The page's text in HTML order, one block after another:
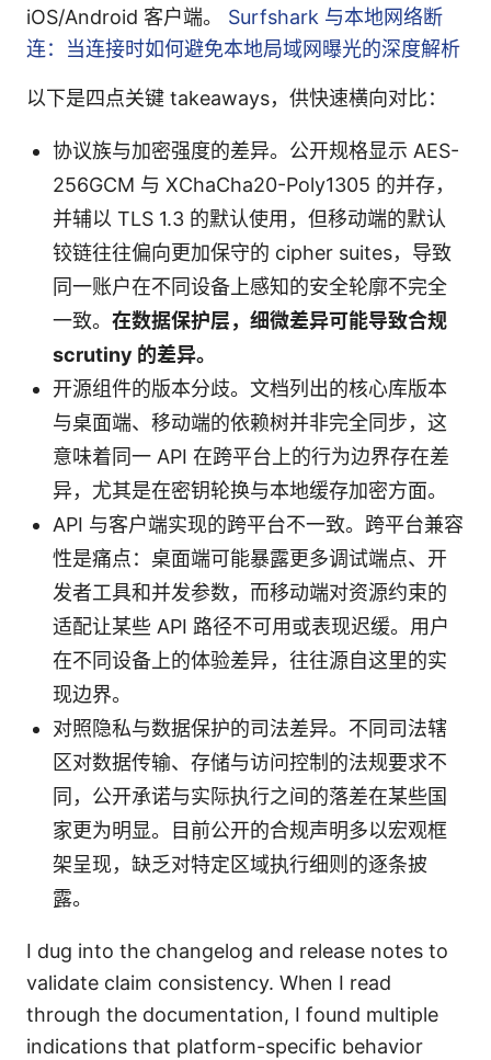
iOS/Android 客户端。 Surfshark 与本地网络断
连：当连接时如何避免本地局域网曝光的深度解析
以下是四点关键 takeaways，供快速横向对比：
协议族与加密强度的差异。公开规格显示 AES-
256GCM 与 XChaCha20-Poly1305 的并存，
并辅以 TLS 1.3 的默认使用，但移动端的默认
铰链往往偏向更加保守的 cipher suites，导致
同一账户在不同设备上感知的安全轮廓不完全
一致。 在数据保护层，细微差异可能导致合规
scrutiny 的差异。
开源组件的版本分歧。文档列出的核心库版本
与桌面端、移动端的依赖树并非完全同步，这
意味着同一 API 在跨平台上的行为边界存在差
异，尤其是在密钥轮换与本地缓存加密方面。
API 与客户端实现的跨平台不一致。跨平台兼容
性是痛点：桌面端可能暴露更多调试端点、开
发者工具和并发参数，而移动端对资源约束的
适配让某些 API 路径不可用或表现迟缓。用户
在不同设备上的体验差异，往往源自这里的实
现边界。
对照隐私与数据保护的司法差异。不同司法辖
区对数据传输、存储与访问控制的法规要求不
同，公开承诺与实际执行之间的落差在某些国
家更为明显。目前公开的合规声明多以宏观框
架呈现，缺乏对特定区域执行细则的逐条披
露。
I dug into the changelog and release notes to
validate claim consistency. When I read
through the documentation, I found multiple
indications that platform-specific behavior